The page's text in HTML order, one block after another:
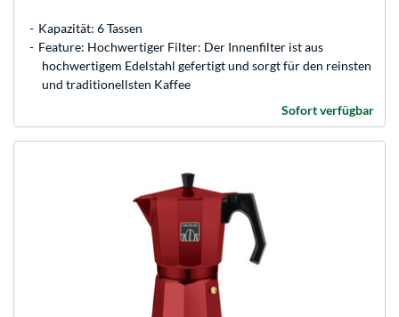
Kapazität: 6 Tassen
Feature: Hochwertiger Filter: Der Innenfilter ist aus
hochwertigem Edelstahl gefertigt und sorgt für den reinsten
und traditionellsten Kaffee
Sofort verfügbar